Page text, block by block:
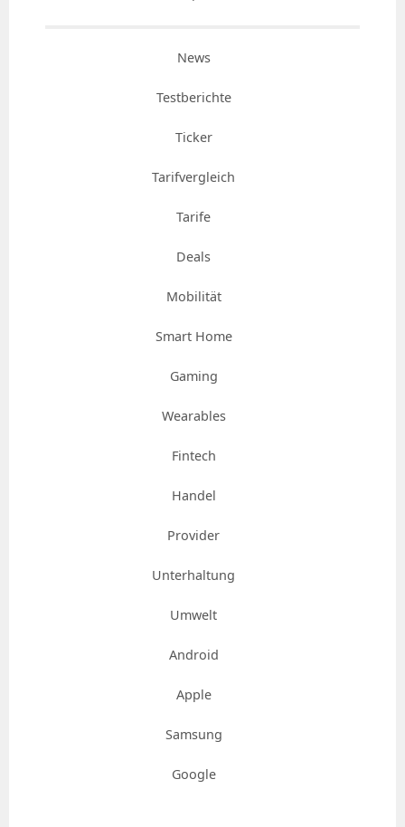
News
Testberichte
Ticker
Tarifvergleich
Tarife
Deals
Mobilität
Smart Home
Gaming
Wearables
Fintech
Handel
Provider
Unterhaltung
Umwelt
Android
Apple
Samsung
Google